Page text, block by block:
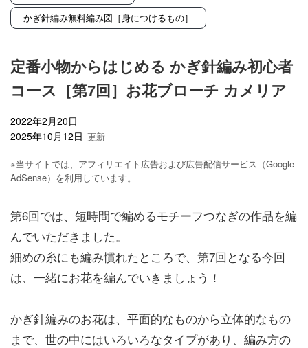
かぎ針編み無料編み図［身につけるもの］
定番小物からはじめる かぎ針編み初心者
コース［第7回］お花ブローチ カメリア
2022年2月20日
2025年10月12日
※当サイトでは、アフィリエイト広告および広告配信サービス（Google
AdSense）を利用しています。
第6回では、短時間で編めるモチーフつなぎの作品を編
んでいただきました。
細めの糸にも編み慣れたところで、第7回となる今回
は、一緒にお花を編んでいきましょう！
かぎ針編みのお花は、平面的なものから立体的なもの
まで、世の中にはいろいろなタイプがあり、編み方の